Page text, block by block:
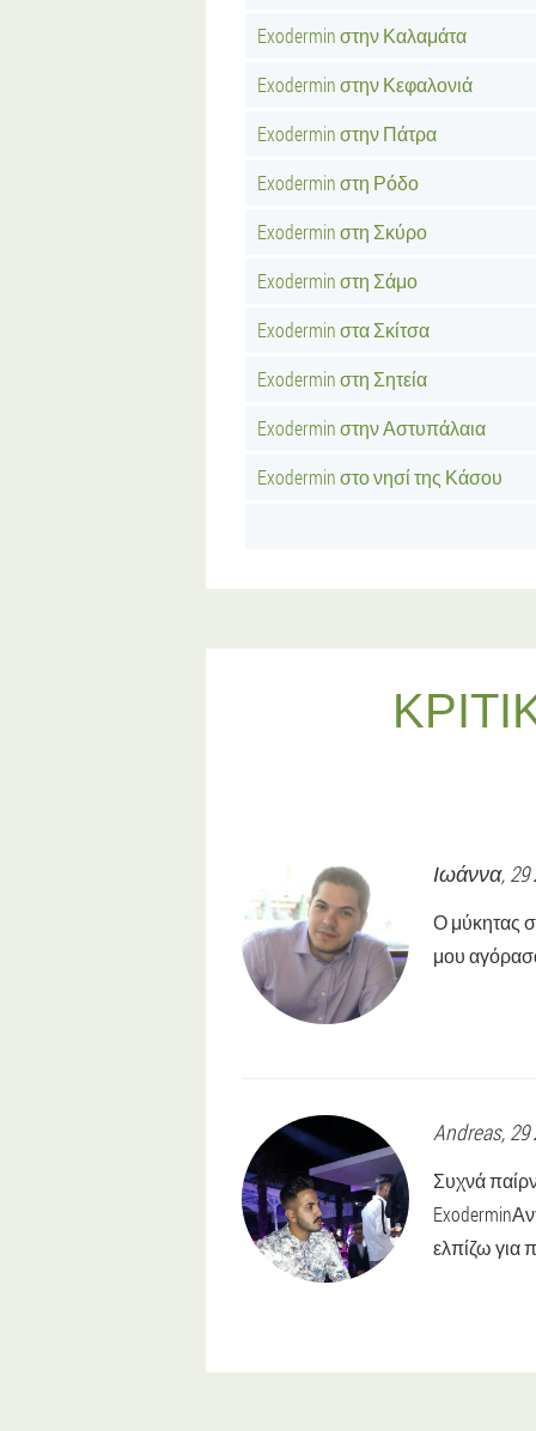
Exodermin στην Καλαμάτα
Exodermin στην Κεφαλονιά
Exodermin στην Πάτρα
Exodermin στη Ρόδο
Exodermin στη Σκύρο
Exodermin στη Σάμο
Exodermin στα Σκίτσα
Exodermin στη Σητεία
Exodermin στην Αστυπάλαια
Exodermin στο νησί της Κάσου
Ιωάννα,
Ο μύκητας
μου
Andreas,
Συχνά
ελπίζω για